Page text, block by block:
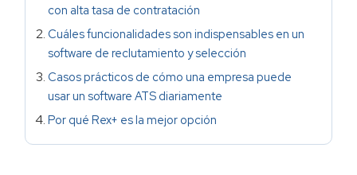
con alta tasa de contratación
Cuáles funcionalidades son indispensables en un
software de reclutamiento y selección
Casos prácticos de cómo una empresa puede
usar un software ATS diariamente
Por qué Rex+ es la mejor opción